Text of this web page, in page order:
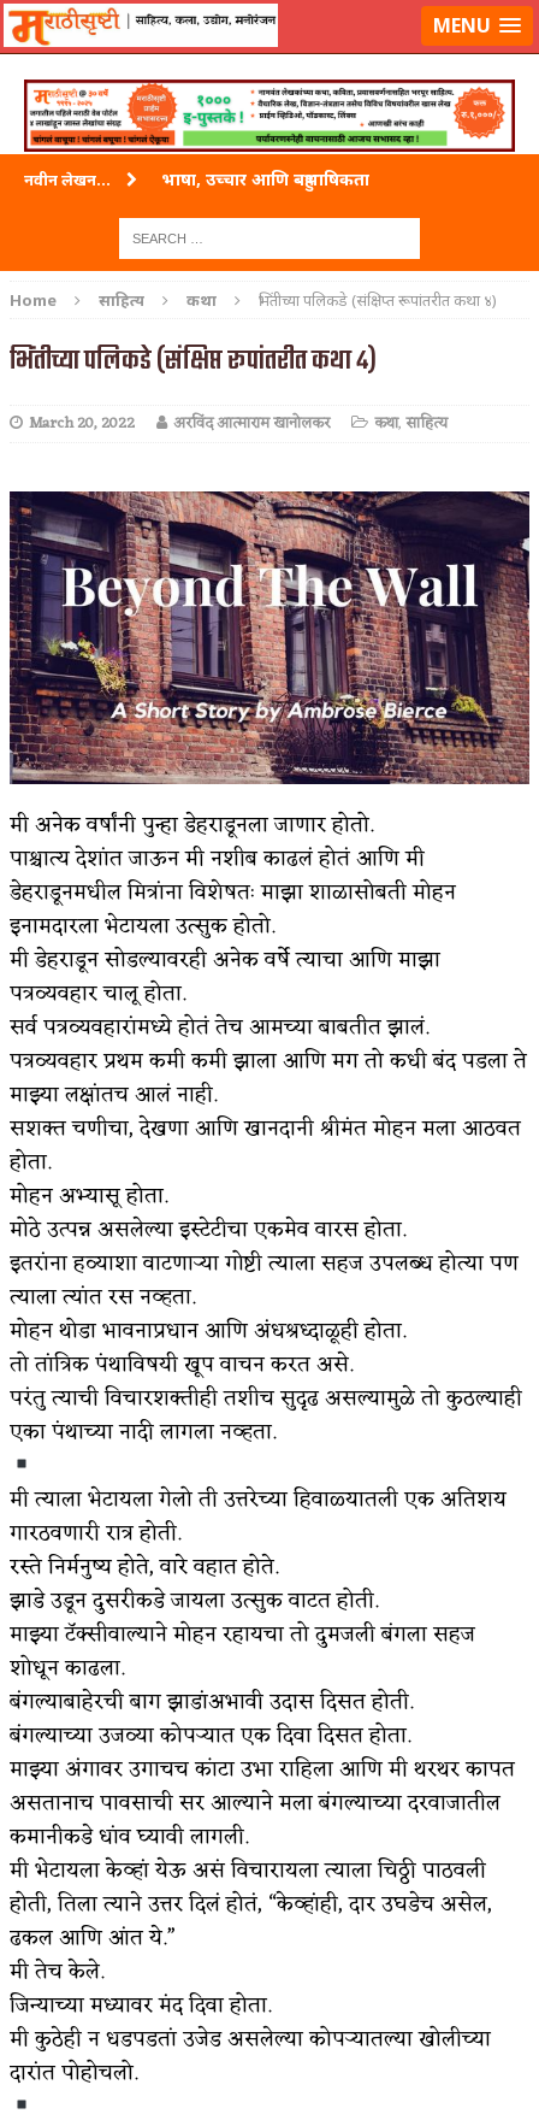
लॉग-इन करा|लेखक नोंदणी कराMENU
नवीन लेखन... भाषा, उच्चार आणि बहुभाषिकता
ताम्र – एक अफलातून धातू (COPPER)
अशी एक कविता लिहू इच्छिते
पाटलाची विहीर
पुस्तके बदलायची आहेत तुम्हाला!
किती घोषणांचा पाऊस होता
कसं हुईन तं हू माय…
काळजाचे प्रेत
चमकदार चांदी
आदिवासींचा डॉक्टर, समाजसेवेचा ध्यास : डॉ. राहुल
जोशी
डेंग्यू: ताप उतरला म्हणजे धोका टळला असे नाही!
४ जुलै – इतिहासात घडलेल्या महत्त्वाच्या घटना
सुवर्ण – झळाळी
‘अर्थ’पूर्ण हास्य
अष्टपैलू : खंडू रांगणेकर
अपूर्ण कथा
Home साहित्य कथा भिंतीच्या पलिकडे (संक्षिप्त रूपांतरीत कथा ४)
भिंतीच्या पलिकडे (संक्षिप्त रूपांतरीत कथा ४)
March 20, 2022 अरविंद आत्माराम खानोलकर कथा,साहित्य
मी अनेक वर्षांनी पुन्हा डेहराडूनला जाणार होतो.
पाश्चात्य देशांत जाऊन मी नशीब काढलं होतं आणि मी
डेहराडूनमधील मित्रांना विशेषतः माझा शाळासोबती मोहन
इनामदारला भेटायला उत्सुक होतो.
मी डेहराडून सोडल्यावरही अनेक वर्षे त्याचा आणि माझा
पत्रव्यवहार चालू होता.
सर्व पत्रव्यवहारांमध्ये होतं तेच आमच्या बाबतीत झालं.
पत्रव्यवहार प्रथम कमी कमी झाला आणि मग तो कधी बंद पडला ते
माझ्या लक्षांतच आलं नाही.
सशक्त चणीचा, देखणा आणि खानदानी श्रीमंत मोहन मला आठवत
होता.
मोहन अभ्यासू होता.
मोठे उत्पन्न असलेल्या इस्टेटीचा एकमेव वारस होता.
इतरांना हव्याशा वाटणाऱ्या गोष्टी त्याला सहज उपलब्ध होत्या पण
त्याला त्यांत रस नव्हता.
मोहन थोडा भावनाप्रधान आणि अंधश्रध्दाळूही होता.
तो तांत्रिक पंथाविषयी खूप वाचन करत असे.
परंतु त्याची विचारशक्तीही तशीच सुदृढ असल्यामुळे तो कुठल्याही
एका पंथाच्या नादी लागला नव्हता.
मी त्याला भेटायला गेलो ती उत्तरेच्या हिवाळ्यातली एक अतिशय
गारठवणारी रात्र होती.
रस्ते निर्मनुष्य होते, वारे वहात होते.
झाडे उडून दुसरीकडे जायला उत्सुक वाटत होती.
माझ्या टॅक्सीवाल्याने मोहन रहायचा तो दुमजली बंगला सहज
शोधून काढला.
बंगल्याबाहेरची बाग झाडांअभावी उदास दिसत होती.
बंगल्याच्या उजव्या कोपऱ्यात एक दिवा दिसत होता.
माझ्या अंगावर उगाचच कांटा उभा राहिला आणि मी थरथर कापत
असतानाच पावसाची सर आल्याने मला बंगल्याच्या दरवाजातील
कमानीकडे धांव घ्यावी लागली.
मी भेटायला केव्हां येऊ असं विचारायला त्याला चिठ्ठी पाठवली
होती, तिला त्याने उत्तर दिलं होतं, “केव्हांही, दार उघडेच असेल,
ढकल आणि आंत ये.”
मी तेच केले.
जिन्याच्या मध्यावर मंद दिवा होता.
मी कुठेही न धडपडतां उजेड असलेल्या कोपऱ्यातल्या खोलीच्या
दारांत पोहोचलो.